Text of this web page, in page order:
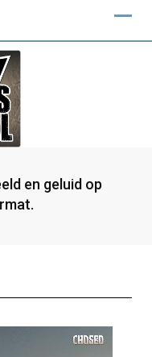
en geluid op